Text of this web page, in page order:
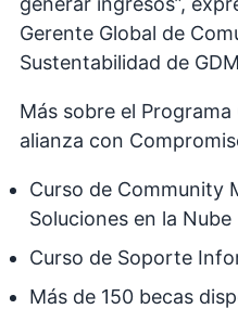
Gerente Global de
Sustentabilidad de
Más sobre el
alianza con
Curso de Community
Soluciones en la Nube
Curso de Soporte
Más de 150 becas